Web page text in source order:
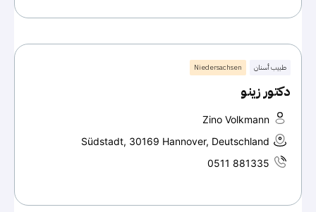
طبيب أسنان Niedersachsen
دكتور زينو
Zino Volkmann
Südstadt, 30169 Hannover, Deutschland
0511 881335